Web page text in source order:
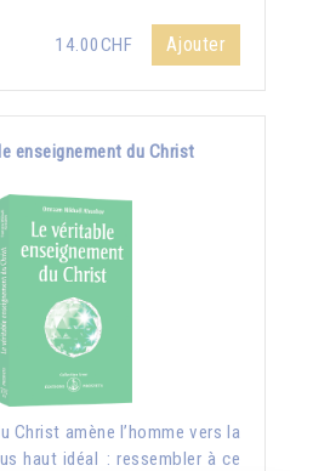
14.00CHF Ajouter
enseignement du Christ
Christ amène l’homme vers la
haut idéal : ressembler à ce